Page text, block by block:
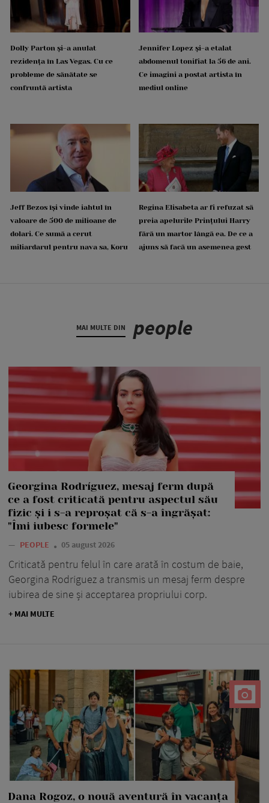
Dolly Parton și-a anulat
rezidența în Las Vegas. Cu ce
probleme de sănătate se
confruntă artista
Jennifer Lopez și-a etalat
abdomenul tonifiat la 56 de ani.
Ce imagini a postat artista în
mediul online
Jeff Bezos își vinde iahtul în
valoare de 500 de milioane de
dolari. Ce sumă a cerut
miliardarul pentru nava sa, Koru
Regina Elisabeta ar fi refuzat să
preia apelurile Prințului Harry
fără un martor lângă ea. De ce a
ajuns să facă un asemenea gest
MAI MULTE DIN people
Georgina Rodríguez, mesaj ferm după
ce a fost criticată pentru aspectul său
fizic și i s-a reproșat că s-a îngrășat:
"Îmi iubesc formele"
— PEOPLE 05 august 2026
Criticată pentru felul în care arată în costum de baie,
Georgina Rodríguez a transmis un mesaj ferm despre
iubirea de sine și acceptarea propriului corp.
+ MAI MULTE
Dana Rogoz, o nouă aventură în vacanța